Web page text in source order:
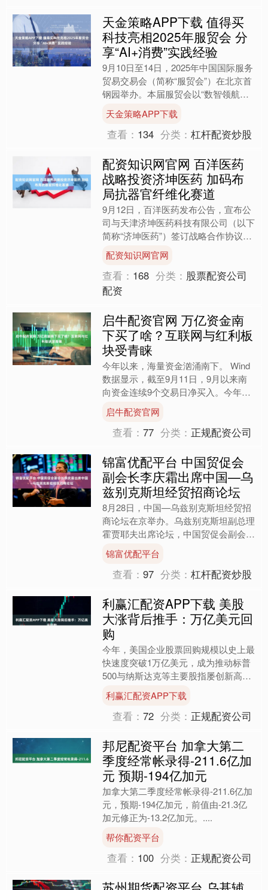
天金策略APP下载 值得买
科技亮相2025年服贸会 分
享“AI+消费”实践经验
9月10日至14日，2025年中国国际服务
贸易交易会（简称“服贸会”）在北京首
钢园举办。本届服贸会以“数智领航，
服贸焕新”为主题，为世界各国展示推
介服务领域最新....
天金策略APP下载
查看： 134 分类：杠杆配资炒股
配资知识网官网 百洋医药
战略投资济坤医药 加码布
局抗器官纤维化赛道
9月12日，百洋医药发布公告，宣布公
司与天津济坤医药科技有限公司（以下
简称“济坤医药”）签订战略合作协议，
百洋医药战略投资济坤医药，拟持有其
24%股权，进而锁定....
配资知识网官网
查看： 168 分类： 股票配资公司
配资
启牛配资官网 万亿资金南
下买了啥？互联网与红利板
块受青睐
今年以来，海量资金汹涌南下。 Wind
数据显示，截至9月11日，9月以来南
向资金连续9个交易日净买入。今年以
来，南向资金累计净流入金额已突破1
万亿港元关口，较2....
启牛配资官网
查看：77 分类： 正规配资公司
锦富优配平台 中国贸促会
副会长李庆霜出席中国—乌
兹别克斯坦经贸招商论坛
8月28日，中国—乌兹别克斯坦经贸招
商论坛在京举办。乌兹别克斯坦副总理
霍贾耶夫出席论坛，中国贸促会副会长
李庆霜出席并致辞。 李庆霜表示，中
乌高质量共建“一带一路....
锦富优配平台
查看：97 分类：杠杆配资炒股
利赢汇配资APP下载 美股
大涨背后推手：万亿美元回
购
今年，美国企业股票回购规模以史上最
快速度突破1万亿美元，成为推动标普
500与纳斯达克等主要股指屡创新高的
重要推手。 根据美国金融服务公司
Birinyi Asso....
利赢汇配资APP下载
查看：72 分类： 正规配资公司
邦尼配资平台 加拿大第二
季度经常帐录得-211.6亿加
元 预期-194亿加元
加拿大第二季度经常帐录得-211.6亿加
元，预期-194亿加元，前值由-21.3亿
加元修正为-13.2亿加元。....
帮你配资平台
查看： 100 分类： 正规配资公司